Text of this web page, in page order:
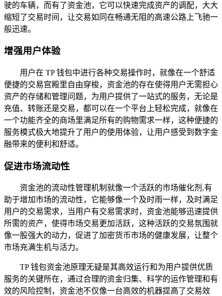
驶的车辆，而有了资金池，它可以快速完成资产的调配，大大
缩短了交易时间，让交易如同在畅通无阻的高速公路上飞驰一
般迅速。
增强用户体验
用户在 TP 钱包中进行各种交易操作时，就像在一个舒适
便捷的交易宫殿里自由穿梭，资金池的存在使得用户无需担心
资产的存储和管理问题，为用户提供了一站式的服务，无论是
充值、转账还是交易，都可以在一个平台上轻松完成，就像在
一个功能齐全的商场里满足所有的购物需求一样，这种便捷的
服务模式极大地提升了用户的使用体验，让用户感受到数字金
融带来的便利和舒适。
促进市场流动性
资金池的流动性管理机制就像一个活跃的市场催化剂,有
助于增加市场的流动性，它能够像一个及时雨一样，及时满足
用户的交易需求，当用户有交易需求时，资金池能够迅速提供
所需的资产，使得市场交易更加活跃，这种活跃的交易氛围就
像一股强大的动力，促进了加密货币市场的健康发展，让整个
市场充满生机与活力。
TP 钱包资金池原理无疑是其高效运行和为用户提供优质
服务的关键所在，通过合理的资金归集、科学的运作管理和有
效的风险控制，资金池不仅像一台高效的机器提高了交易效